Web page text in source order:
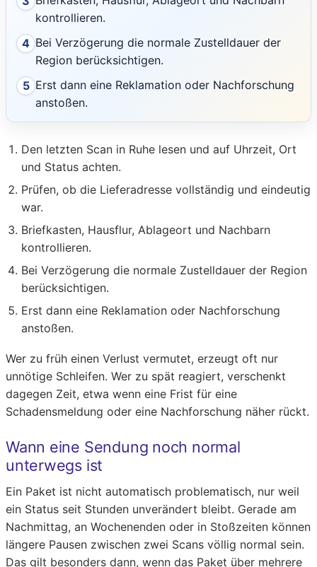
kontrollieren.
4 Bei Verzögerung die normale Zustelldauer der
Region berücksichtigen.
5 Erst dann eine Reklamation oder Nachforschung
anstoßen.
Den letzten Scan in Ruhe lesen und auf Uhrzeit, Ort
und Status achten.
Prüfen, ob die Lieferadresse vollständig und eindeutig
war.
Briefkasten, Hausflur, Ablageort und Nachbarn
kontrollieren.
Bei Verzögerung die normale Zustelldauer der Region
berücksichtigen.
Erst dann eine Reklamation oder Nachforschung
anstoßen.
Wer zu früh einen Verlust vermutet, erzeugt oft nur
unnötige Schleifen. Wer zu spät reagiert, verschenkt
dagegen Zeit, etwa wenn eine Frist für eine
Schadensmeldung oder eine Nachforschung näher rückt.
Wann eine Sendung noch normal
unterwegs ist
Ein Paket ist nicht automatisch problematisch, nur weil
ein Status seit Stunden unverändert bleibt. Gerade am
Nachmittag, an Wochenenden oder in Stoßzeiten können
längere Pausen zwischen zwei Scans völlig normal sein.
Das gilt besonders dann, wenn das Paket über mehrere